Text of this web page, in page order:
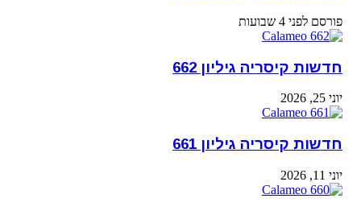
פורסם לפני 4 שבועות
חדשות קיסריה גיליון 662
יוני 25, 2026
חדשות קיסריה גיליון 661
יוני 11, 2026